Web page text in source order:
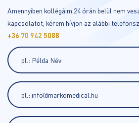
Amennyiben kollégáim 24 órán belül nem
kapcsolatot, kérem hívjon az alábbi
+36 70 942 5088